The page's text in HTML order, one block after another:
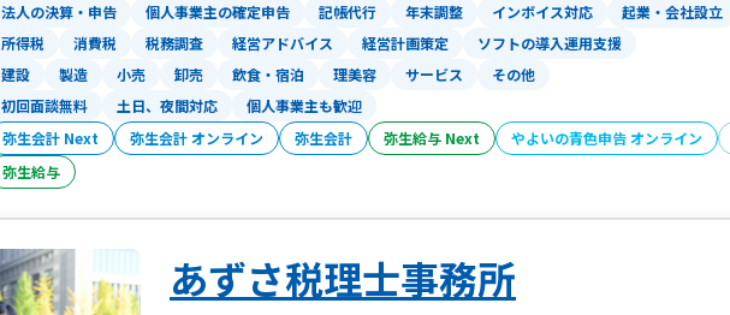
法人の決算・申告 個人事業主の確定申告 記帳代行 年末調整 インボイス対応 起業・会社設立
所得税
消費税 税務調査 経営アドバイス 経営計画策定 ソフトの導入運用支援
建設 製造 小売 卸売 飲食・宿泊 理美容 サービス その他
初回面談無料 土日、夜間対応 個人事業主も歓迎
弥生会計 Next 弥生会計 オンライン 弥生会計 弥生給与 Next やよいの青色申告 オンライン
弥生給与
あずさ税理士事務所